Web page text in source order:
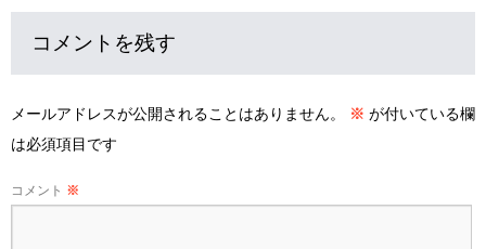
コメントを残す
メールアドレスが公開されることはありません。 ※ が付いている欄
は必須項目です
コメント ※